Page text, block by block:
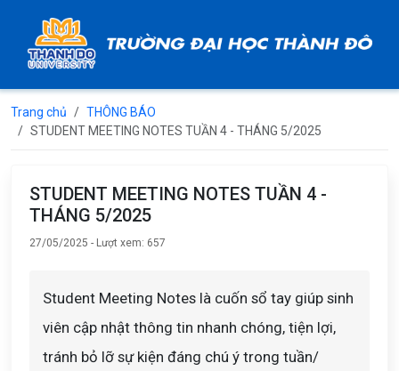
Trang chủ
THÔNG BÁO
STUDENT MEETING NOTES TUẦN 4 - THÁNG 5/2025
STUDENT MEETING NOTES TUẦN 4 -
THÁNG 5/2025
27/05/2025 - Lượt xem: 657
Student Meeting Notes là cuốn sổ tay giúp sinh
viên cập nhật thông tin nhanh chóng, tiện lợi,
tránh bỏ lỡ sự kiện đáng chú ý trong tuần/